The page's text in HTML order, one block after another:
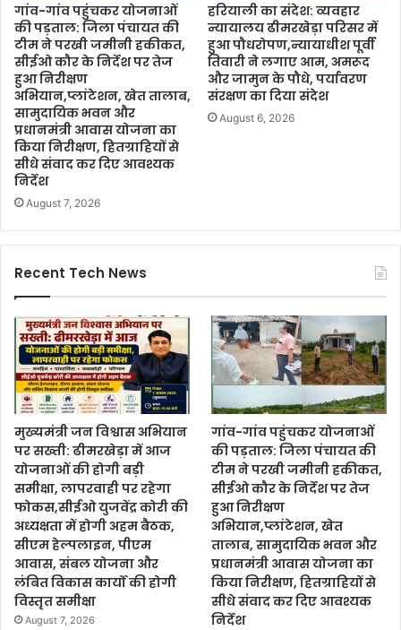
गांव-गांव पहुंचकर योजनाओं
की पड़ताल: जिला पंचायत की
टीम ने परखी जमीनी हकीकत,
सीईओ कौर के निर्देश पर तेज
हुआ निरीक्षण
अभियान,प्लांटेशन, खेत तालाब,
सामुदायिक भवन और
प्रधानमंत्री आवास योजना का
किया निरीक्षण, हितग्राहियों से
सीधे संवाद कर दिए आवश्यक
निर्देश
August 7, 2026
हरियाली का संदेश: व्यवहार
न्यायालय ढीमरखेड़ा परिसर में
हुआ पौधरोपण,न्यायाधीश पूर्वी
तिवारी ने लगाए आम, अमरूद
और जामुन के पौधे, पर्यावरण
संरक्षण का दिया संदेश
August 6, 2026
Recent Tech News
मुख्यमंत्री जन विश्वास अभियान
पर सख्ती: ढीमरखेड़ा में आज
योजनाओं की होगी बड़ी
समीक्षा, लापरवाही पर रहेगा
फोकस,सीईओ युजवेंद्र कोरी की
अध्यक्षता में होगी अहम बैठक,
सीएम हेल्पलाइन, पीएम
आवास, संबल योजना और
लंबित विकास कार्यों की होगी
विस्तृत समीक्षा
August 7, 2026
गांव-गांव पहुंचकर योजनाओं
की पड़ताल: जिला पंचायत की
टीम ने परखी जमीनी हकीकत,
सीईओ कौर के निर्देश पर तेज
हुआ निरीक्षण
अभियान,प्लांटेशन, खेत
तालाब, सामुदायिक भवन और
प्रधानमंत्री आवास योजना का
किया निरीक्षण, हितग्राहियों से
सीधे संवाद कर दिए आवश्यक
निर्देश